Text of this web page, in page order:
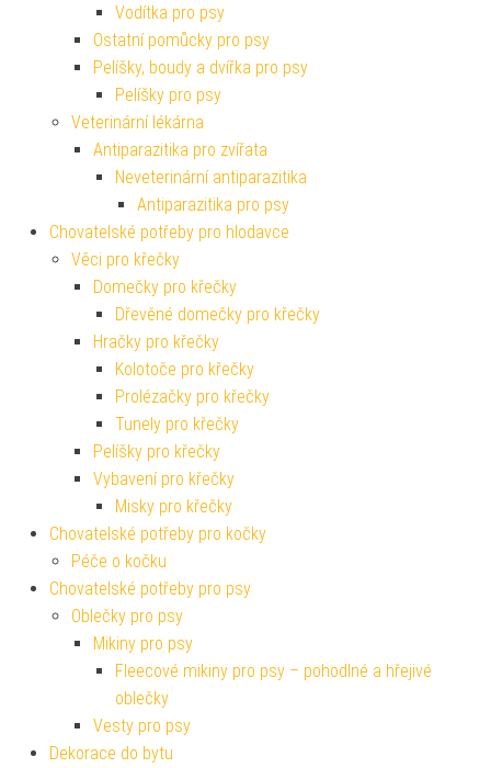
Vodítka pro psy
Ostatní pomůcky pro psy
Pelíšky, boudy a dvířka pro psy
Pelíšky pro psy
Veterinární lékárna
Antiparazitika pro zvířata
Neveterinární antiparazitika
Antiparazitika pro psy
Chovatelské potřeby pro hlodavce
Věci pro křečky
Domečky pro křečky
Dřevěné domečky pro křečky
Hračky pro křečky
Kolotoče pro křečky
Prolézačky pro křečky
Tunely pro křečky
Pelíšky pro křečky
Vybavení pro křečky
Misky pro křečky
Chovatelské potřeby pro kočky
Péče o kočku
Chovatelské potřeby pro psy
Oblečky pro psy
Mikiny pro psy
Fleecové mikiny pro psy – pohodlné a hřejivé
oblečky
Vesty pro psy
Dekorace do bytu